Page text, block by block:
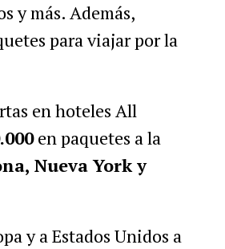
y más. Además,
para viajar por la
en hoteles All
en paquetes a la
Nueva York y
y a Estados Unidos a